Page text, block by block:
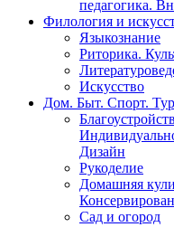
педагогика.
Филология и
Языкознание
Риторика.
Искусство
Дом. Быт. Спорт.
Дизайн
Рукоделие
Домашняя
Сад и огород